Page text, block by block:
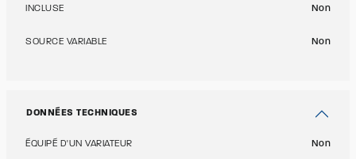
INCLUSE Non
SOURCE VARIABLE Non
DONNÉES TECHNIQUES
ÉQUIPÉ D'UN VARIATEUR Non